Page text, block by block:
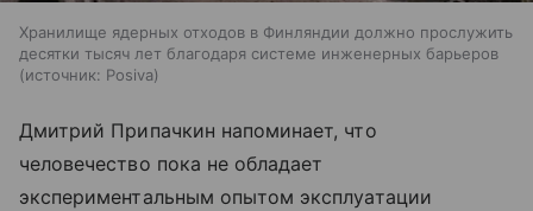
Хранилище ядерных отходов в Финляндии должно прослужить
десятки тысяч лет благодаря системе инженерных барьеров
источник: Posiva
Дмитрий Припачкин напоминает, что
человечество пока не обладает
экспериментальным опытом эксплуатации